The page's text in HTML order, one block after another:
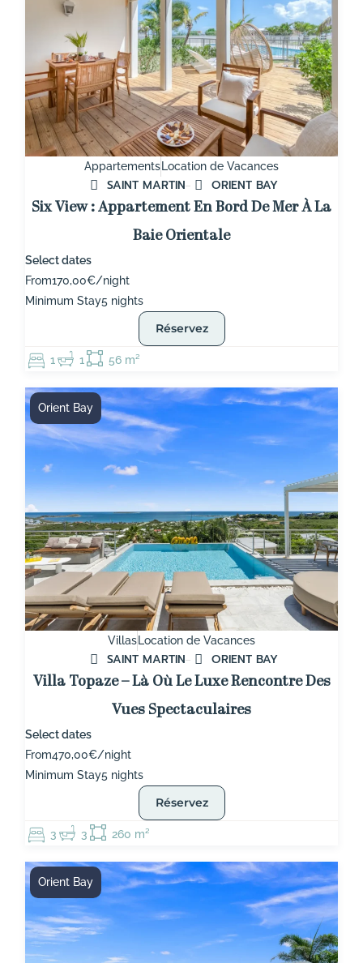
Appartements Location de Vacances
SAINT MARTIN
ORIENT BAY
Six View : Appartement En Bord De Mer À La
Baie Orientale
Select dates
From170,00€/night
Minimum Stay5 nights
Réservez
1 1 56 m²
Villas Location de Vacances
SAINT MARTIN
ORIENT BAY
Villa Topaze – Là Où Le Luxe Rencontre Des
Vues Spectaculaires
Select dates
From470,00€/night
Minimum Stay5 nights
Réservez
3 3 260 m²
Orient Bay
Orient Bay